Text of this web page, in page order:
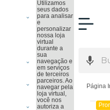
Utilizamos
seus dados
para analisar
e
personalizar
nossa loja
virtual
durante a
sua
navegação e
em serviços
de terceiros
parceiros. Ao
navegar pela
loja virtual,
você nos
autoriza a
Página